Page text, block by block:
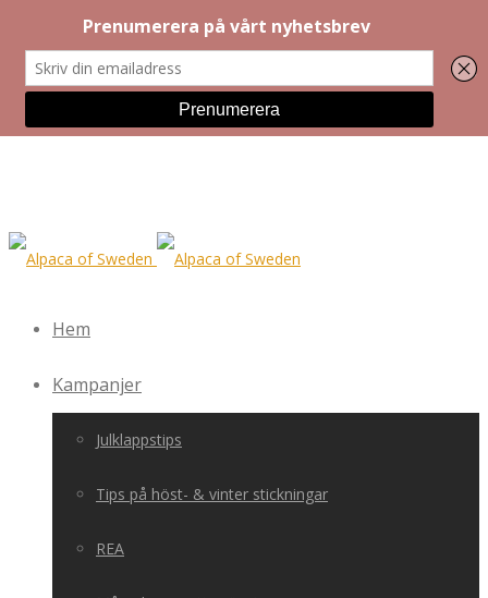
Hem
Kampanjer
Julklappstips
Tips på höst- & vinter stickningar
REA